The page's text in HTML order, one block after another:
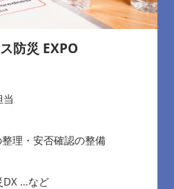
防災 EXPO
理・安否確認の整備
DX …など